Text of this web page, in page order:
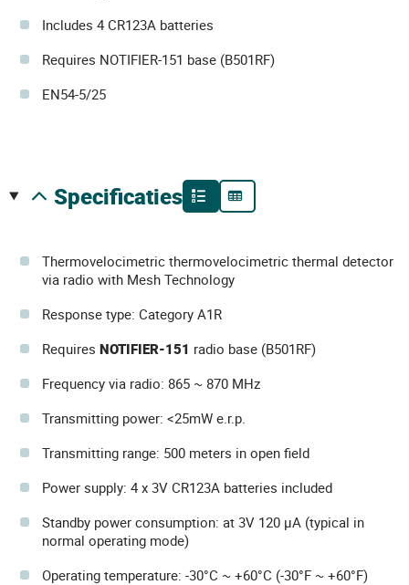
Includes 4 CR123A batteries
Requires NOTIFIER-151 base (B501RF)
EN54-5/25
specificaties
Thermovelocimetric thermovelocimetric thermal detector
via radio with Mesh Technology
Response type: Category A1R
Requires NOTIFIER-151 radio base (B501RF)
Frequency via radio: 865 ~ 870 MHz
Transmitting power: <25mW e.r.p.
Transmitting range: 500 meters in open field
Power supply: 4 x 3V CR123A batteries included
Standby power consumption: at 3V 120 µA (typical in
normal operating mode)
Operating temperature: -30°C ~ +60°C (-30°F ~ +60°F)